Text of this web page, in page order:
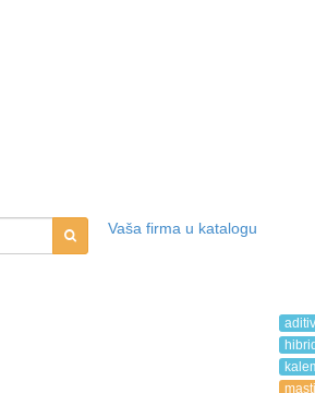
Vaša firma u katalogu
hibrid